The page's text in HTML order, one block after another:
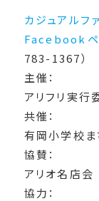
カジュアルフ
Facebook
783-1367）
主催：
アリフリ実行
共催：
有岡小学校ま
協賛：
アリオ名店会
協力：